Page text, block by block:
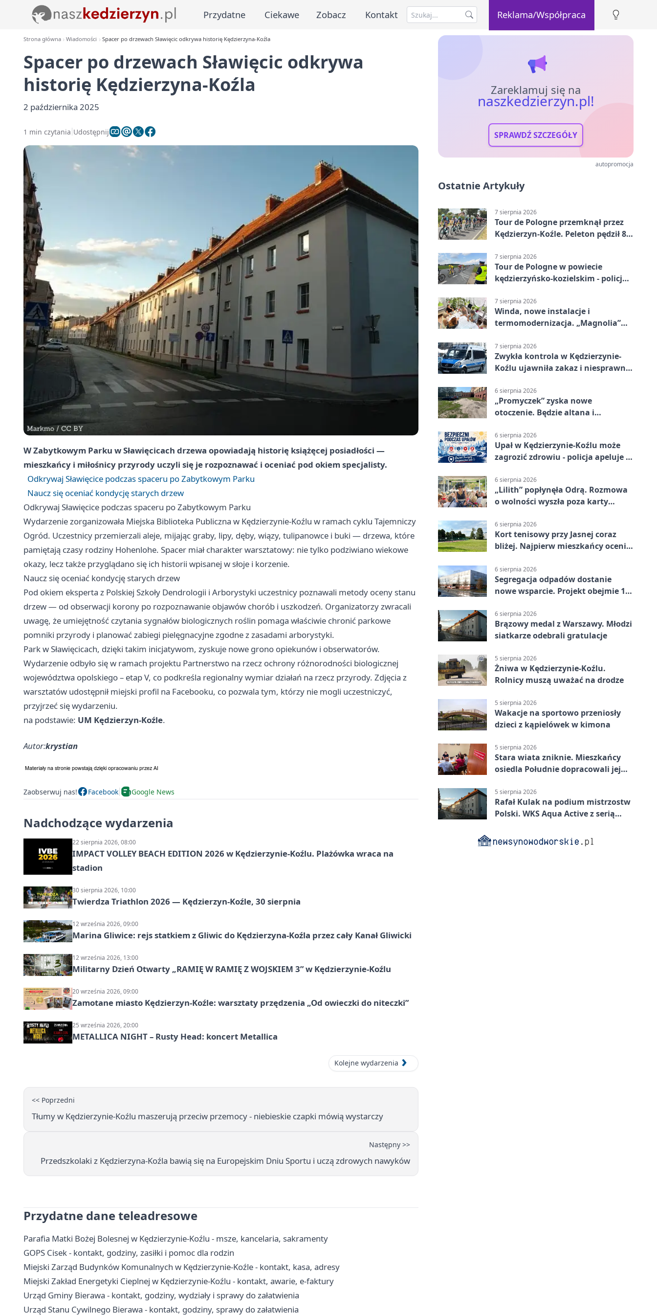
Przydatne Ciekawe Zobacz Kontakt Reklama/Współpraca
Strona główna Wiadomości Spacer po drzewach Sławięcic odkrywa historię Kędzierzyna-Koźla
Spacer po drzewach Sławięcic odkrywa
historię Kędzierzyna-Koźla
2 października 2025
1 min czytania Udostępnij
W Zabytkowym Parku w Sławięcicach drzewa opowiadają historię książęcej posiadłości —
mieszkańcy i miłośnicy przyrody uczyli się je rozpoznawać i oceniać pod okiem specjalisty.
Odkrywaj Sławięcice podczas spaceru po Zabytkowym Parku
Naucz się oceniać kondycję starych drzew
Odkrywaj Sławięcice podczas spaceru po Zabytkowym Parku
Wydarzenie zorganizowała Miejska Biblioteka Publiczna w Kędzierzynie-Koźlu w ramach cyklu Tajemniczy
Ogród. Uczestnicy przemierzali aleje, mijając graby, lipy, dęby, wiązy, tulipanowce i buki — drzewa, które
pamiętają czasy rodziny Hohenlohe. Spacer miał charakter warsztatowy: nie tylko podziwiano wiekowe
okazy, lecz także przyglądano się ich historii wpisanej w słoje i korzenie.
Naucz się oceniać kondycję starych drzew
Pod okiem eksperta z Polskiej Szkoły Dendrologii i Arborystyki uczestnicy poznawali metody oceny stanu
drzew — od obserwacji korony po rozpoznawanie objawów chorób i uszkodzeń. Organizatorzy zwracali
uwagę, że umiejętność czytania sygnałów biologicznych roślin pomaga właściwie chronić parkowe
pomniki przyrody i planować zabiegi pielęgnacyjne zgodne z zasadami arborystyki.
Park w Sławięcicach, dzięki takim inicjatywom, zyskuje nowe grono opiekunów i obserwatorów.
Wydarzenie odbyło się w ramach projektu Partnerstwo na rzecz ochrony różnorodności biologicznej
województwa opolskiego – etap V, co podkreśla regionalny wymiar działań na rzecz przyrody. Zdjęcia z
warsztatów udostępnił miejski profil na Facebooku, co pozwala tym, którzy nie mogli uczestniczyć,
przyjrzeć się wydarzeniu.
na podstawie: UM Kędzierzyn-Koźle.
Autor:krystian
Zaobserwuj nas! Facebook Google News
Nadchodzące wydarzenia
22 sierpnia 2026, 08:00
IMPACT VOLLEY BEACH EDITION 2026 w Kędzierzynie-Koźlu. Plażówka wraca na
stadion
30 sierpnia 2026, 10:00
Twierdza Triathlon 2026 — Kędzierzyn-Koźle, 30 sierpnia
12 września 2026, 09:00
Marina Gliwice: rejs statkiem z Gliwic do Kędzierzyna-Koźla przez cały Kanał Gliwicki
12 września 2026, 13:00
Militarny Dzień Otwarty „RAMIĘ W RAMIĘ Z WOJSKIEM 3” w Kędzierzynie-Koźlu
20 września 2026, 09:00
Zamotane miasto Kędzierzyn-Koźle: warsztaty przędzenia „Od owieczki do niteczki”
25 września 2026, 20:00
METALLICA NIGHT – Rusty Head: koncert Metallica
Kolejne wydarzenia
<< Poprzedni
Tłumy w Kędzierzynie-Koźlu maszerują przeciw przemocy - niebieskie czapki mówią wystarczy
Następny >>
Przedszkolaki z Kędzierzyna-Koźla bawią się na Europejskim Dniu Sportu i uczą zdrowych nawyków
Przydatne dane teleadresowe
Parafia Matki Bożej Bolesnej w Kędzierzynie-Koźlu - msze, kancelaria, sakramenty
GOPS Cisek - kontakt, godziny, zasiłki i pomoc dla rodzin
Miejski Zarząd Budynków Komunalnych w Kędzierzynie-Koźle - kontakt, kasa, adresy
Miejski Zakład Energetyki Cieplnej w Kędzierzynie-Koźlu - kontakt, awarie, e-faktury
Urząd Gminy Bierawa - kontakt, godziny, wydziały i sprawy do załatwienia
Urząd Stanu Cywilnego Bierawa - kontakt, godziny, sprawy do załatwienia
Zareklamuj się na
naszkedzierzyn.pl!
SPRAWDŹ SZCZEGÓŁY
autopromocja
Ostatnie Artykuły
7 sierpnia 2026
Tour de Pologne przemknął przez
Kędzierzyn-Koźle. Peleton pędził 80
7 sierpnia 2026
Tour de Pologne w powiecie
kędzierzyńsko-kozielskim - policja
7 sierpnia 2026
Winda, nowe instalacje i
termomodernizacja. „Magnolia”
7 sierpnia 2026
Zwykła kontrola w Kędzierzynie-
Koźlu ujawniła zakaz i niesprawne
6 sierpnia 2026
„Promyczek” zyska nowe
otoczenie. Będzie altana i
6 sierpnia 2026
Upał w Kędzierzynie-Koźlu może
zagrozić zdrowiu - policja apeluje o
6 sierpnia 2026
„Lilith” popłynęła Odrą. Rozmowa
o wolności wyszła poza karty
6 sierpnia 2026
Kort tenisowy przy Jasnej coraz
bliżej. Najpierw mieszkańcy ocenią
6 sierpnia 2026
Segregacja odpadów dostanie
nowe wsparcie. Projekt obejmie 15
6 sierpnia 2026
Brązowy medal z Warszawy. Młodzi
siatkarze odebrali gratulacje
5 sierpnia 2026
Żniwa w Kędzierzynie-Koźlu.
Rolnicy muszą uważać na drodze
5 sierpnia 2026
Wakacje na sportowo przeniosły
dzieci z kąpielówek w kimona
5 sierpnia 2026
Stara wiata zniknie. Mieszkańcy
osiedla Południe dopracowali jej
5 sierpnia 2026
Rafał Kulak na podium mistrzostw
Polski. WKS Aqua Active z serią